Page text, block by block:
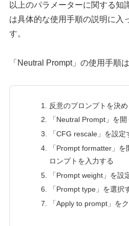
以上のパラメーターに関する知
は具体的な使用手順の説明に入
す。
「Neutral Prompt」の使用手順
反意のプロンプトを決め
「Neutral Prompt」を開
「CFG rescale」を設定
「Prompt formatter」
ロンプトを入力する
「Prompt weight」を設
「Prompt type」を選択
「Apply to prompt」を